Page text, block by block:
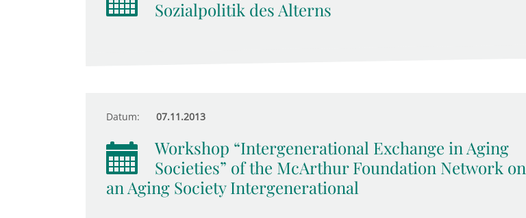
Sozialpolitik des Alterns
Datum: 07.11.2013
Workshop “Intergenerational Exchange in Aging
Societies” of the McArthur Foundation Network on
an Aging Society Intergenerational